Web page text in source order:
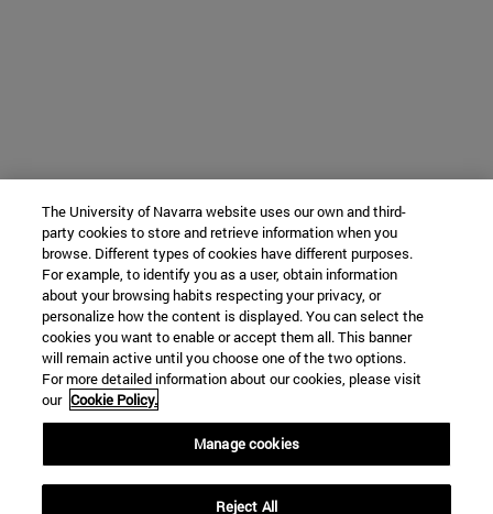
The University of Navarra website uses our own and third-
party cookies to store and retrieve information when you
browse. Different types of cookies have different purposes.
For example, to identify you as a user, obtain information
about your browsing habits respecting your privacy, or
personalize how the content is displayed. You can select the
cookies you want to enable or accept them all. This banner
will remain active until you choose one of the two options.
For more detailed information about our cookies, please visit
our Cookie Policy.
Manage cookies
Reject All